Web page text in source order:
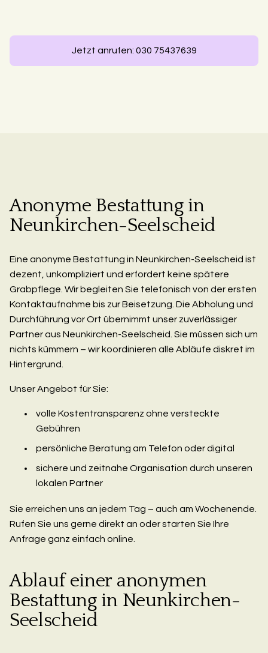
Jetzt anrufen: 030 75437639
Anonyme Bestattung in
Neunkirchen-Seelscheid
Eine anonyme Bestattung in Neunkirchen-Seelscheid ist
dezent, unkompliziert und erfordert keine spätere
Grabpflege. Wir begleiten Sie telefonisch von der ersten
Kontaktaufnahme bis zur Beisetzung. Die Abholung und
Durchführung vor Ort übernimmt unser zuverlässiger
Partner aus Neunkirchen-Seelscheid. Sie müssen sich um
nichts kümmern – wir koordinieren alle Abläufe diskret im
Hintergrund.
Unser Angebot für Sie:
volle Kostentransparenz ohne versteckte
Gebühren
persönliche Beratung am Telefon oder digital
sichere und zeitnahe Organisation durch unseren
lokalen Partner
Sie erreichen uns an jedem Tag – auch am Wochenende.
Rufen Sie uns gerne direkt an oder starten Sie Ihre
Anfrage ganz einfach online.
Ablauf einer anonymen
Bestattung in Neunkirchen-
Seelscheid